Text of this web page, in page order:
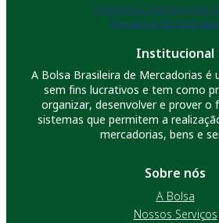
Unidades Operacionais
Brasileira de
Institucional
A Bolsa Brasileira de Mercadorias é
sem fins lucrativos e tem como
organizar, desenvolver e prover o
sistemas que permitem a
mercadorias, bens e
Sobre nós
A Bolsa
Nossos Serviços